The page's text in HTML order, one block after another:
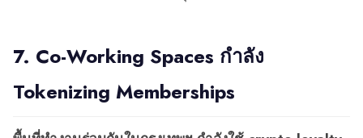
7. Co-Working Spaces กำลัง
Tokenizing Memberships